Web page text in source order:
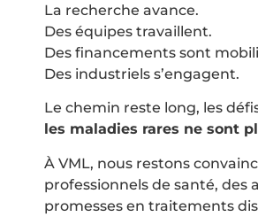
La recherche avance.
Des équipes travaillent.
Des financements sont
Des industriels s’engagent.
Le chemin reste long, les
les maladies rares ne sont
À VML, nous restons
professionnels de santé, des
promesses en traitements